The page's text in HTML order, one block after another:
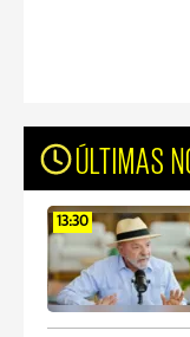
ÚLTIMAS
13:30